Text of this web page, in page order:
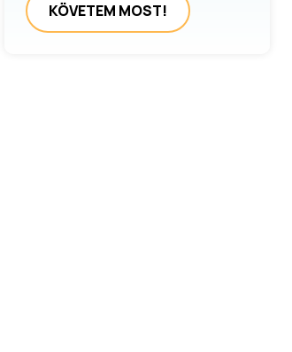
KÖVETEM MOST!